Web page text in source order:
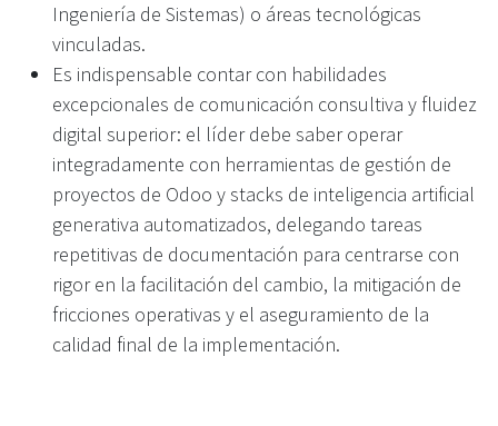
Ingeniería de Sistemas) o áreas tecnológicas
vinculadas.
Es indispensable contar con habilidades
excepcionales de comunicación consultiva y fluidez
digital superior: el líder debe saber operar
integradamente con herramientas de gestión de
proyectos de Odoo y stacks de inteligencia artificial
generativa automatizados, delegando tareas
repetitivas de documentación para centrarse con
rigor en la facilitación del cambio, la mitigación de
fricciones operativas y el aseguramiento de la
calidad final de la implementación.